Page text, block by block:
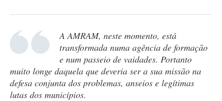
A AMRAM, neste momento, está
transformada numa agência de formação
e num passeio de vaidades. Portanto
muito longe daquela que deveria ser a sua missão na
defesa conjunta dos problemas, anseios e legítimas
lutas dos municípios.